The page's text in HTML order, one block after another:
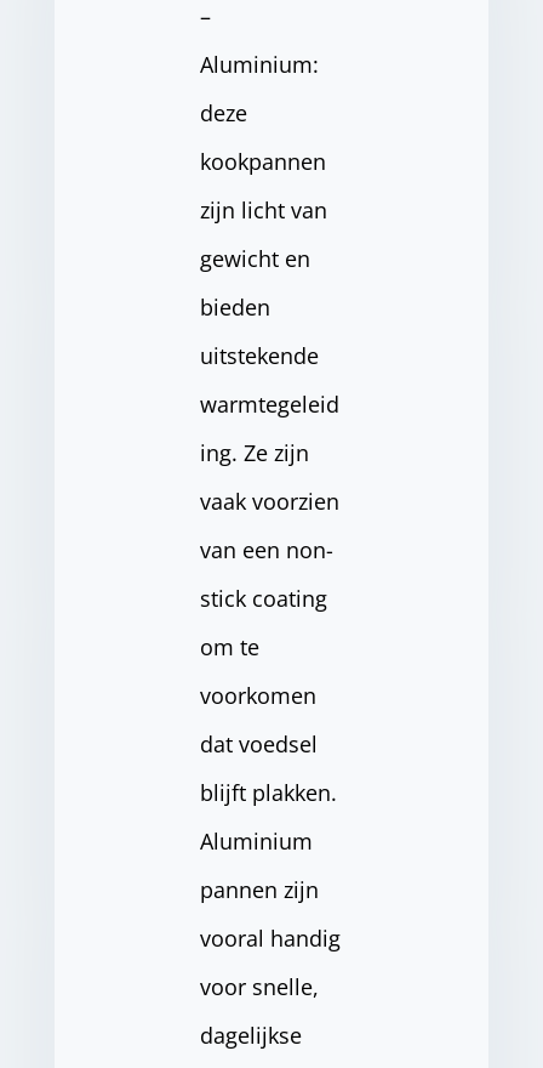
–
Aluminium:
deze
kookpannen
zijn licht van
gewicht en
bieden
uitstekende
warmtegeleid
ing. Ze zijn
vaak voorzien
van een non-
stick coating
om te
voorkomen
dat voedsel
blijft plakken.
Aluminium
pannen zijn
vooral handig
voor snelle,
dagelijkse